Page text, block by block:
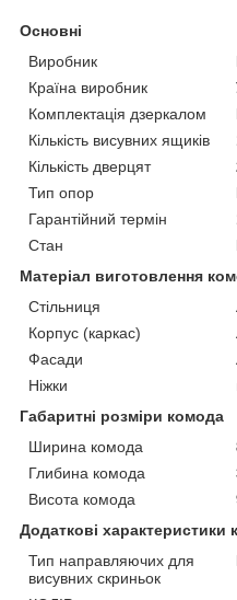
Основні
Виробник
Країна виробник
Комплектація дзеркалом
Кількість висувних ящиків
Кількість дверцят
Тип опор
Гарантійний термін
Стан
Матеріал виготовлення
Стільниця
Корпус (каркас)
Фасади
Ніжки
Габаритні розміри комода
Ширина комода
Глибина комода
Висота комода
Додаткові характеристики
Тип направляючих для
висувних скриньок